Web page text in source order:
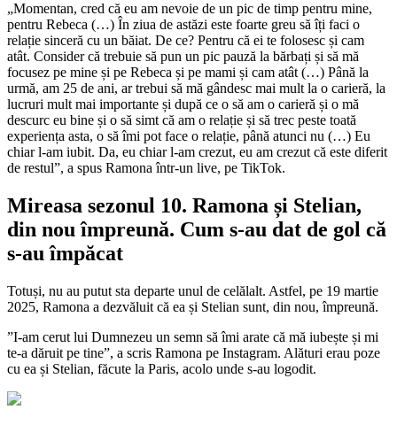
„Momentan, cred că eu am nevoie de un pic de timp pentru mine,
pentru Rebeca (…) În ziua de astăzi este foarte greu să îți faci o
relație sinceră cu un băiat. De ce? Pentru că ei te folosesc și cam
atât. Consider că trebuie să pun un pic pauză la bărbați și să mă
focusez pe mine și pe Rebeca și pe mami și cam atât (…) Până la
urmă, am 25 de ani, ar trebui să mă gândesc mai mult la o carieră, la
lucruri mult mai importante și după ce o să am o carieră și o mă
descurc eu bine și o să simt că am o relație și să trec peste toată
experiența asta, o să îmi pot face o relație, până atunci nu (…) Eu
chiar l-am iubit. Da, eu chiar l-am crezut, eu am crezut că este diferit
de restul”, a spus Ramona într-un live, pe TikTok.
Mireasa sezonul 10. Ramona și Stelian,
din nou împreună. Cum s-au dat de gol că
s-au împăcat
Totuși, nu au putut sta departe unul de celălalt. Astfel, pe 19 martie
2025, Ramona a dezvăluit că ea și Stelian sunt, din nou, împreună.
”I-am cerut lui Dumnezeu un semn să îmi arate că mă iubește și mi
te-a dăruit pe tine”, a scris Ramona pe Instagram. Alături erau poze
cu ea și Stelian, făcute la Paris, acolo unde s-au logodit.